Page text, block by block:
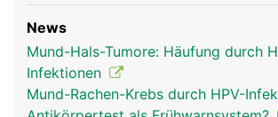
News
Mund-Hals-Tumore: Häufung durch
Infektionen
Mund-Rachen-Krebs durch HPV-